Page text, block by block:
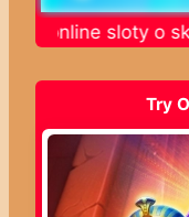
online sloty o
Try